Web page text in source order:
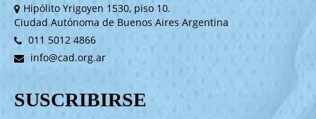
Hipólito Yrigoyen 1530, piso 10.
Ciudad Autónoma de Buenos Aires Argentina
011 5012 4866
info@cad.org.ar
SUSCRIBIRSE